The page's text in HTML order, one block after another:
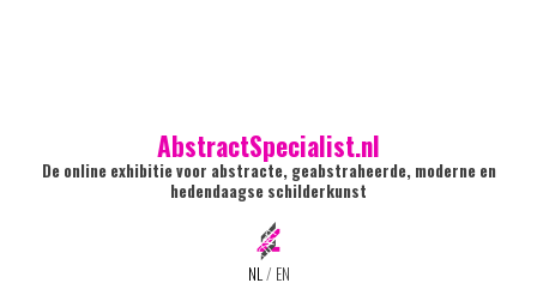
AbstractSpecialist.nl
De online exhibitie voor abstracte, geabstraheerde, moderne en
hedendaagse schilderkunst
NL/ EN